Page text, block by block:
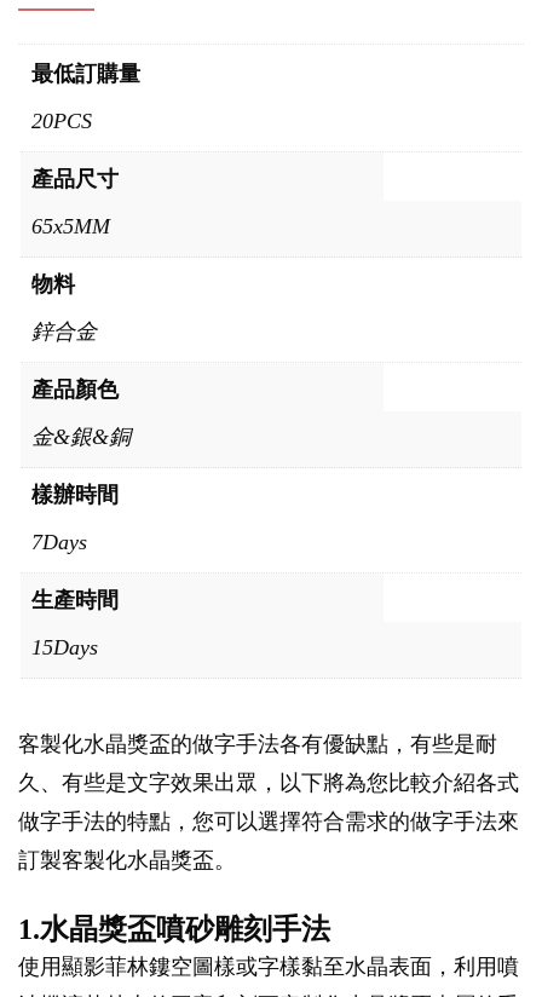
最低訂購量
20PCS
產品尺寸
65x5MM
物料
鋅合金
產品顏色
金&銀&銅
樣辦時間
7Days
生產時間
15Days
客製化水晶獎盃的做字手法各有優缺點，有些是耐
久、有些是文字效果出眾，以下將為您比較介紹各式
做字手法的特點，您可以選擇符合需求的做字手法來
訂製客製化水晶獎盃。
1.水晶獎盃噴砂雕刻手法
使用顯影菲林鏤空圖樣或字樣黏至水晶表面，利用噴